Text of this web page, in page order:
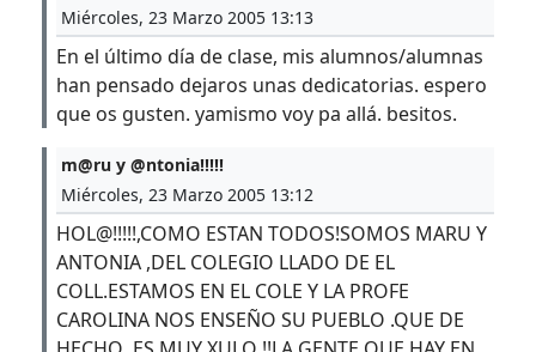
Miércoles, 23 Marzo 2005 13:13
En el último día de clase, mis alumnos/alumnas
han pensado dejaros unas dedicatorias. espero
que os gusten. yamismo voy pa allá. besitos.
m@ru y @ntonia!!!!!
Miércoles, 23 Marzo 2005 13:12
HOL@!!!!!,COMO ESTAN TODOS!SOMOS MARU Y
ANTONIA ,DEL COLEGIO LLADO DE EL
COLL.ESTAMOS EN EL COLE Y LA PROFE
CAROLINA NOS ENSEÑO SU PUEBLO .QUE DE